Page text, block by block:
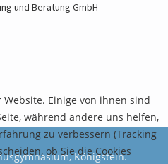
und Beratung GmbH
Königstein.
Einige von ihnen sind
während andere uns helfen,
zu verbessern (Tracking
ob Sie die Cookies